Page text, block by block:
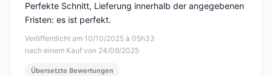
Veröffentlicht am 10/10/2025 à 05h33
nach einem Kauf von 24/09/2025
Perfekte Schnitt, Lieferung innerhalb der angegebenen
Fristen: es ist perfekt.
Übersetzte Bewertungen